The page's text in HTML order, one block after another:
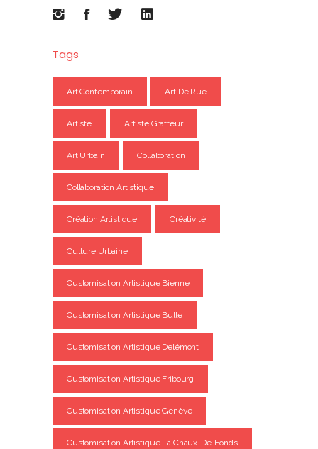
Tags
Art Contemporain Art De Rue
Artiste Artiste Graffeur
Art Urbain Collaboration
Collaboration Artistique
Création Artistique Créativité
Culture Urbaine
Customisation Artistique Bienne
Customisation Artistique Bulle
Customisation Artistique Delémont
Customisation Artistique Fribourg
Customisation Artistique Genève
Customisation Artistique La Chaux-De-Fonds